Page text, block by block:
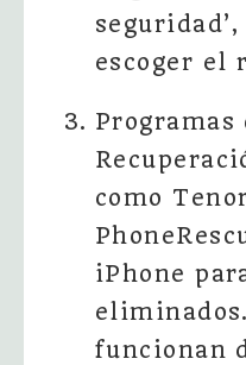
escoger el
Programas
como
iPhone
funcionan